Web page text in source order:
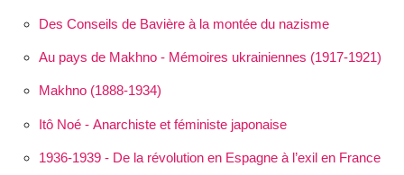
Des Conseils de Bavière à la montée du nazisme
Au pays de Makhno - Mémoires ukrainiennes (1917-1921)
Makhno (1888-1934)
Itô Noé - Anarchiste et féministe japonaise
1936-1939 - De la révolution en Espagne à l’exil en France